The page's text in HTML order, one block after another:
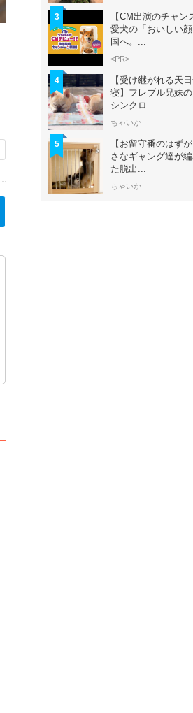
3
【CM出演のチャン
愛犬の「おいしい
国へ。...
<PR>
4
【受け継がれる天
寝】フレブル兄妹
シンクロ...
ちゃいか
5
【お留守番のはず
さなギャング達が
た脱出...
ちゃいか